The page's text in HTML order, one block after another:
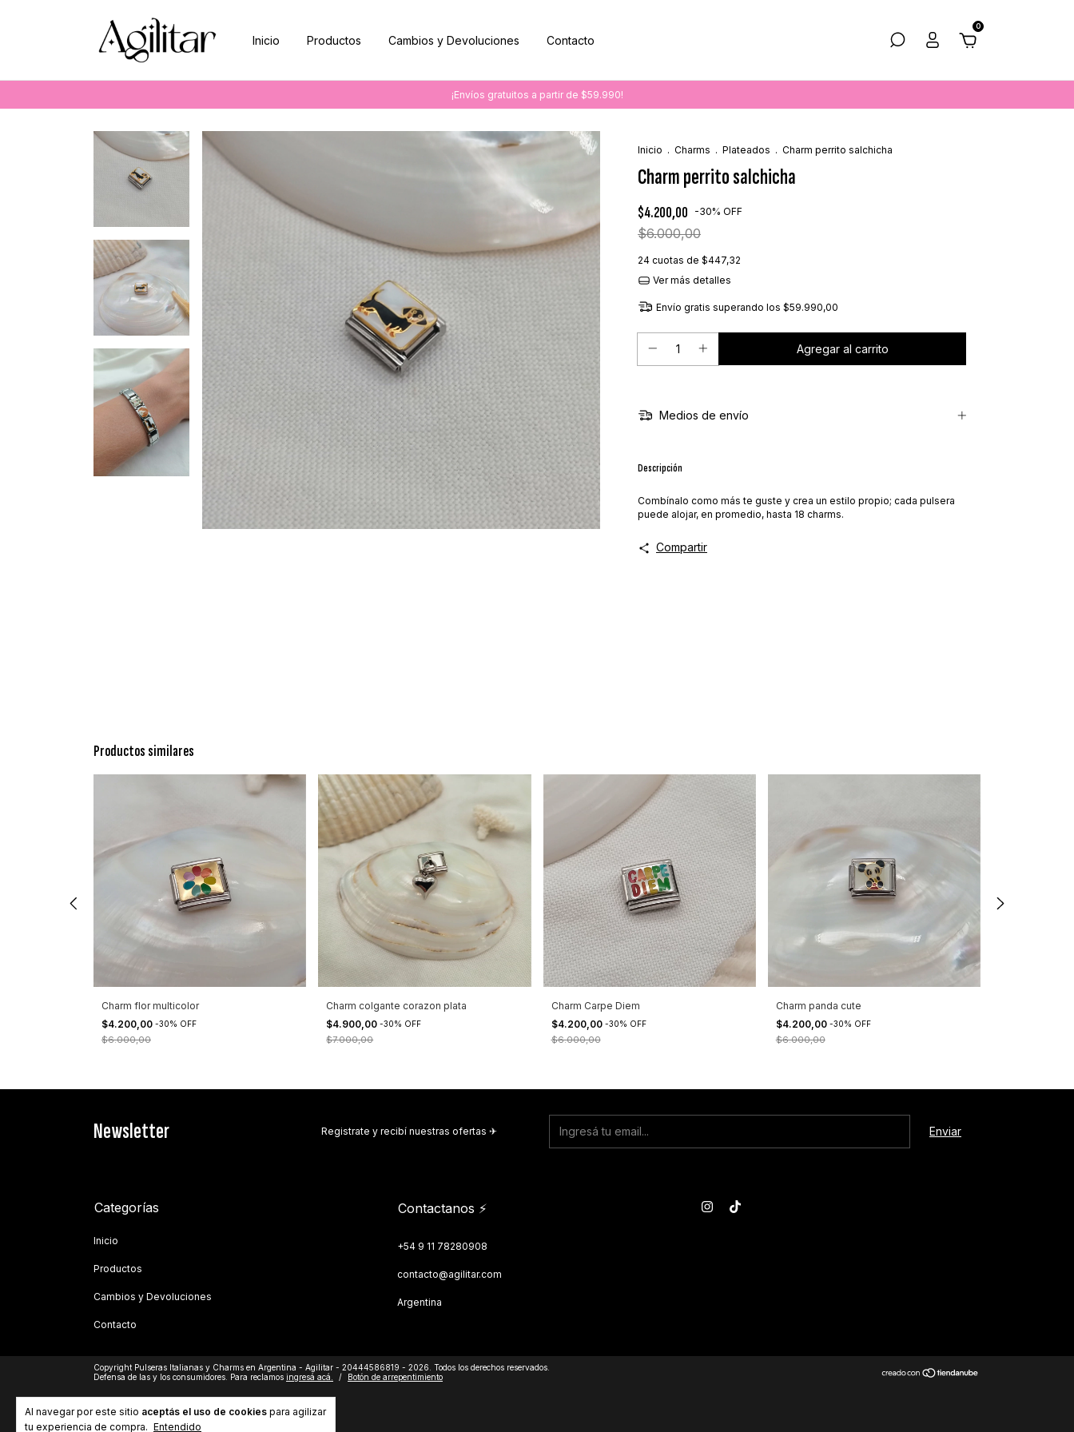
Inicio Productos Cambios y Devoluciones Contacto
0
¡Envíos gratuitos a partir de $59.990!
Al navegar por este sitio aceptás el uso de cookies para agilizar
tu experiencia de compra. Entendido
Inicio . Charms . Plateados . Charm perrito salchicha
Charm perrito salchicha
$4.200,00 -30% OFF
$6.000,00
24 cuotas de $447,32
Ver más detalles
Envío gratis superando los $59.990,00
Medios de envío
Descripción
Combínalo como más te guste y crea un estilo propio; cada pulsera
puede alojar, en promedio, hasta 18 charms.
Compartir
Productos similares
Charm flor multicolor
$4.200,00 -30% OFF
$6.000,00
Charm colgante corazon plata
$4.900,00-30% OFF
$7.000,00
Charm Carpe Diem
$4.200,00 -30% OFF
$6.000,00
Charm panda cute
$4.200,00 -30% OFF
$6.000,00
Newsletter Registrate y recibí nuestras ofertas ✈︎
Categorías
Inicio
Productos
Cambios y Devoluciones
Contacto
Contactanos ⚡
+54 9 11 78280908
contacto@agilitar.com
Argentina
Copyright Pulseras Italianas y Charms en Argentina - Agilitar - 20444586819 - 2026. Todos los derechos reservados.
Defensa de las y los consumidores. Para reclamos ingresá acá. / Botón de arrepentimiento